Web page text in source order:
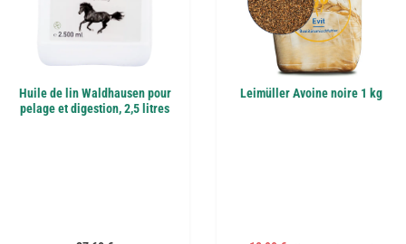
Huile de lin Waldhausen pour
pelage et digestion, 2,5 litres
Leimüller Avoine noire 1 kg